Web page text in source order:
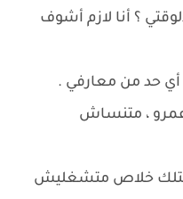
؟ أنا لازم أشوف
حد من معارفي .
، متنساش
خلاص متشغليش